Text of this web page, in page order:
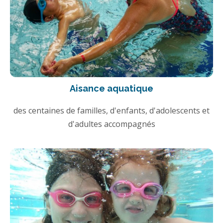
Aisance aquatique
des centaines de familles, d'enfants, d'adolescents et
d'adultes accompagnés